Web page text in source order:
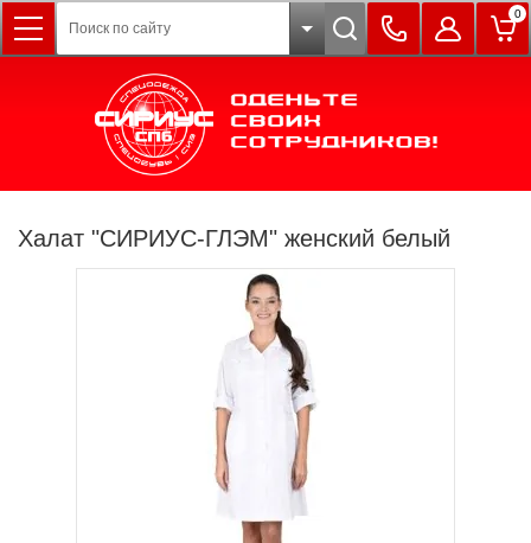
0
Халат "СИРИУС-ГЛЭМ" женский белый